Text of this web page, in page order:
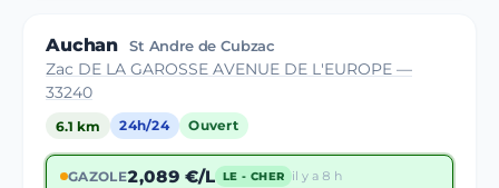
Auchan St Andre de Cubzac
Zac DE LA GAROSSE AVENUE DE L'EUROPE —
33240
6.1 km 24h/24 Ouvert
GAZOLE2,089 €/L LE - CHER il y a 8 h